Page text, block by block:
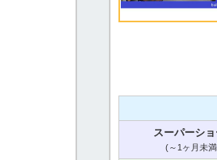
スーパーシ
(～1ヶ月未